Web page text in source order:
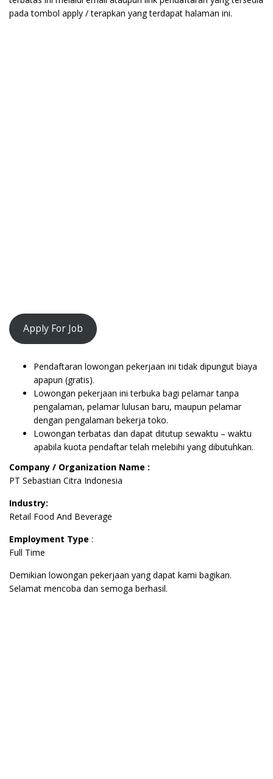
pada tombol apply / terapkan yang terdapat halaman ini.
Apply For Job
Pendaftaran lowongan pekerjaan ini tidak dipungut biaya
apapun (gratis).
Lowongan pekerjaan ini terbuka bagi pelamar tanpa
pengalaman, pelamar lulusan baru, maupun pelamar
dengan pengalaman bekerja toko.
Lowongan terbatas dan dapat ditutup sewaktu – waktu
apabila kuota pendaftar telah melebihi yang dibutuhkan.
Company / Organization Name :
PT Sebastian Citra Indonesia
Industry:
Retail Food And Beverage
Employment Type :
Full Time
Demikian lowongan pekerjaan yang dapat kami bagikan.
Selamat mencoba dan semoga berhasil.